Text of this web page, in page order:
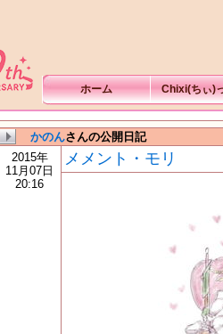
ホーム Chixi(ちぃ)
かのんさんの公開日記
2015年
11月07日
20:16
メメント・モリ